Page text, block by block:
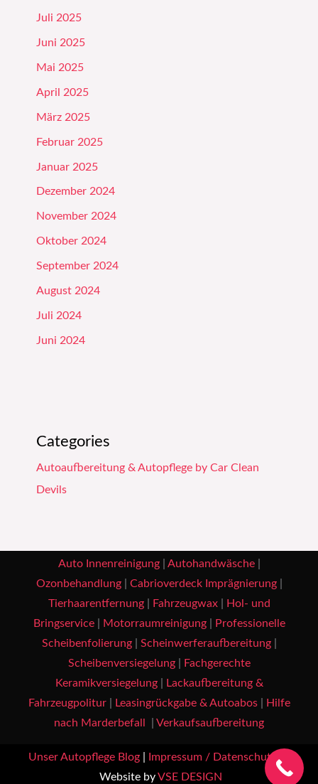
Juli 2025
Juni 2025
Mai 2025
April 2025
März 2025
Februar 2025
Januar 2025
Dezember 2024
November 2024
Oktober 2024
September 2024
August 2024
Juli 2024
Juni 2024
Categories
Autoaufbereitung & Autopflege by Car Clean
Devils
Auto Innenreinigung| Autohandwäsche|
Ozonbehandlung| Cabrioverdeck Imprägnierung|
Tierhaarentfernung| Fahrzeugwax|
Hol- und
Bringservice| Motorraumreinigung|
Professionelle
Scheibenfolierung| Scheinwerferaufbereitung|
Scheibenversiegelung|
Fachgerechte
Keramikversiegelung|
Lackaufbereitung &
Fahrzeugpolitur| Leasingrückgabe & Autoabos|
Hilfe
nach Marderbefall
Verkaufsaufbereitung
Unser Autopflege Blog| Impressum / Datenschutz
|
Website by VSE DESIGN